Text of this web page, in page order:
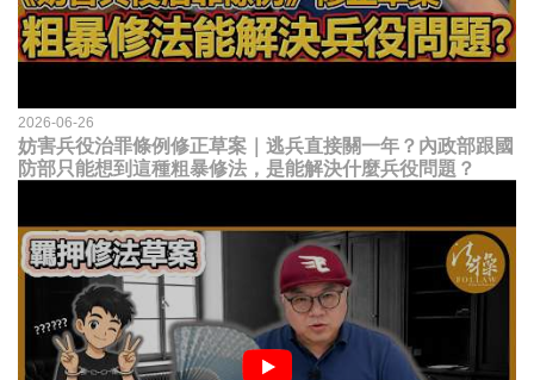
2026-06-26
妨害兵役治罪條例修正草案｜逃兵直接關一年？內政部跟國
防部只能想到這種粗暴修法，是能解決什麼兵役問題？